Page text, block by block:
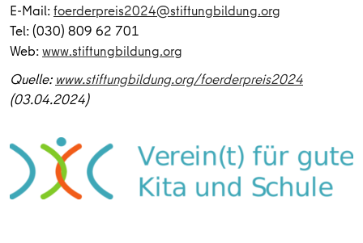
E-Mail:foerderpreis2024@stiftungbildung.org
Tel: (030) 809 62 701
Web:www.stiftungbildung.org
Quelle: www.stiftungbildung.org/foerderpreis2024
(03.04.2024)